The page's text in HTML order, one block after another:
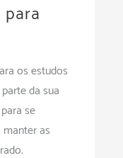
os estudos
da sua
se
as